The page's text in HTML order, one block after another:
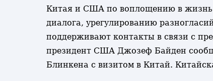
Китая и США по воплощению в жизнь
диалога, урегулированию
поддерживают контакты в связи с
президент США Джозеф Байден
Блинкена с визитом в Китай.